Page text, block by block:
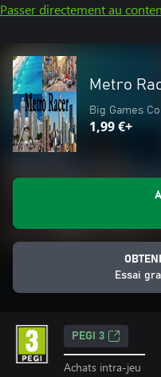
Passer directement au
Metro
Big Games
1,99 €+
Essai
PEGI 3
Achats intra-jeu